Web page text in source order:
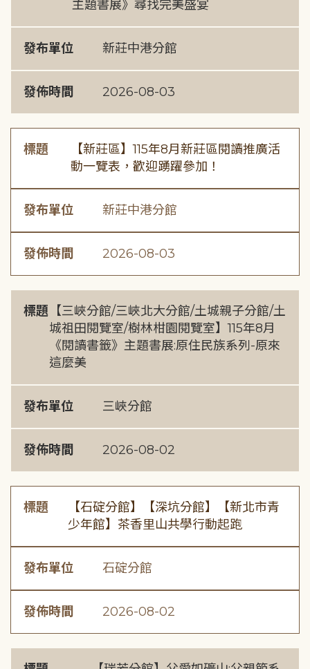
主題書展》尋找完美盛宴
發布單位 新莊中港分館
發佈時間 2026-08-03
標題
【新莊區】115年8月新莊區閱讀推廣活
動一覽表，歡迎踴躍參加！
發布單位 新莊中港分館
發佈時間 2026-08-03
標題 【三峽分館/三峽北大分館/土城親子分館/土
城祖田閱覽室/樹林柑園閱覽室】115年8月
《閱讀書籤》主題書展:原住民族系列-原來
這麼美
發布單位 三峽分館
發佈時間 2026-08-02
標題
【石碇分館】【深坑分館】【新北市青
少年館】茶香里山共學行動起跑
發布單位 石碇分館
發佈時間 2026-08-02